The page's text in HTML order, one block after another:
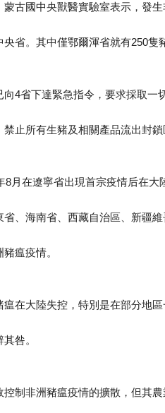
蒙古國中央獸醫實驗室表示，發
省。其中僅鄂爾渾省就有250隻
向4省下達緊急指令，要求採取一
止所有生豬及相關產品流出封
8月在遼寧省出現首宗疫情后在大
省、海南省、西藏自治區、新疆
瘟疫情。
瘟在大陸失控，特別是在部分地
咎。
控制非洲豬瘟疫情的擴散，但其